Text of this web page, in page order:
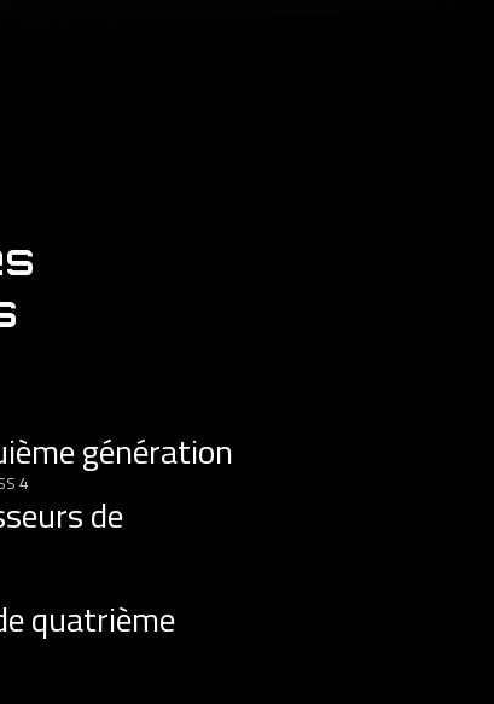
génération
4
de
quatrième